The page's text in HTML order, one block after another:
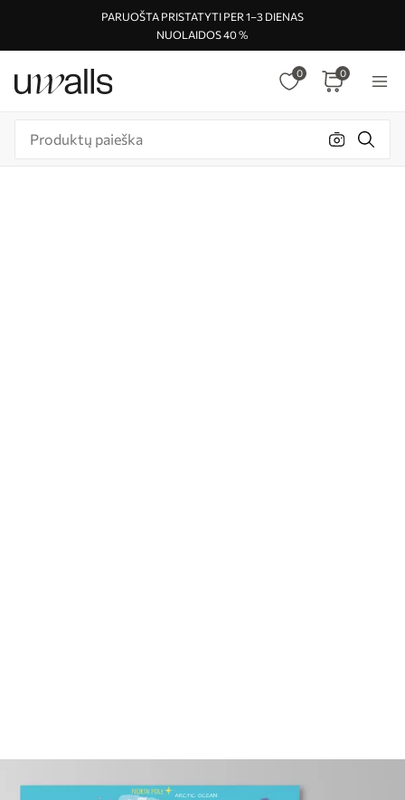
PARUOŠTA PRISTATYTI PER 1–3 DIENAS
NUOLAIDOS 40 %
0 0